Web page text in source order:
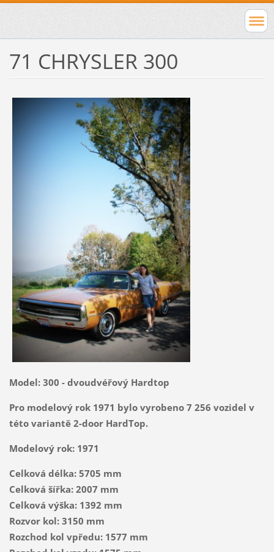
71 CHRYSLER 300
Model: 300 - dvoudvéřový Hardtop
Pro modelový rok 1971 bylo vyrobeno 7 256 vozidel v
této variantě 2-door HardTop.
Modelový rok: 1971
Celková délka: 5705 mm
Celková šířka: 2007 mm
Celková výška: 1392 mm
Rozvor kol: 3150 mm
Rozchod kol vpředu: 1577 mm